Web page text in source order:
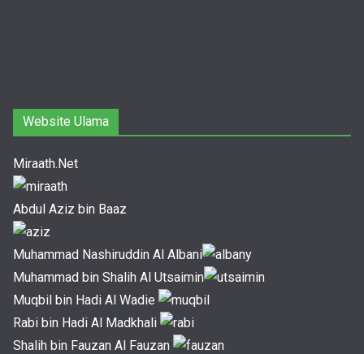
Website Ulama
Miraath.Net
Abdul Aziz bin Baaz
Muhammad Nashiruddin Al Albani
Muhammad bin Shalih Al Utsaimin
Muqbil bin Hadi Al Wadie
Rabi bin Hadi Al Madkhali
Shalih bin Fauzan Al Fauzan